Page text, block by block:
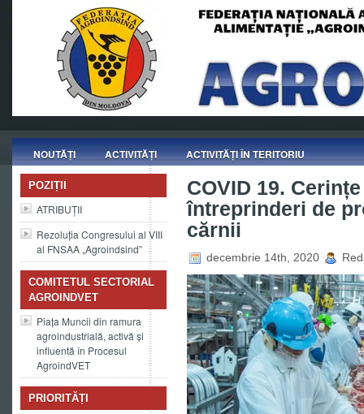
NOUTĂȚI ACTIVITĂȚI ACTIVITĂȚI ÎN TERITORIU
POZIȚII
ATRIBUȚII
Rezoluția Congresului al VIII
al FNSAA „Agroindsind”
COMITETUL SECTORIAL
AGROINDVET
Piața Muncii din ramura
agroindustrială, activă și
influentă în Procesul
AgroindVET
PRIORITĂȚI
COVID 19.
întreprinderi de
cărnii
decembrie 14th, 2020